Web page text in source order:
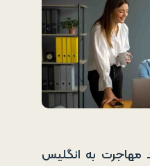
مهاجرت به انگلیس